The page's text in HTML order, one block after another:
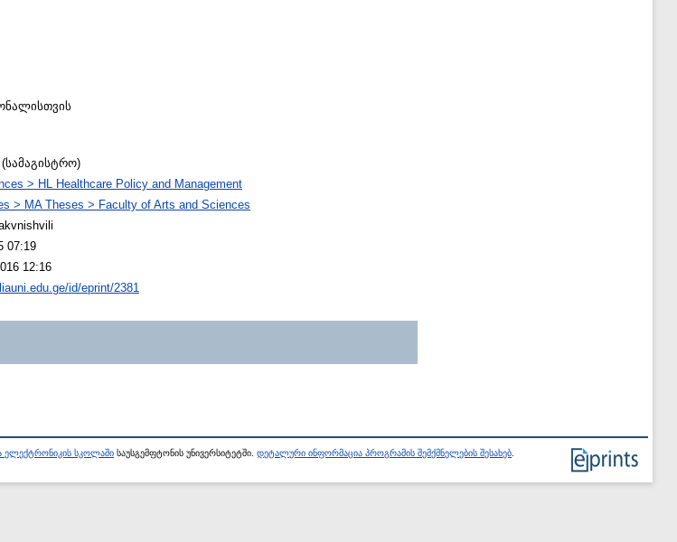
> HL Healthcare Policy and Management
> MA Theses > Faculty of Arts and Sciences
07:19
12:16
id/eprint/2381
ელექტრონიკის სკოლაში საუსგემფტონის უნივერსიტეტში. დეტალური ინფორმაცია პროგრამის შემქმნელების შესახებ.